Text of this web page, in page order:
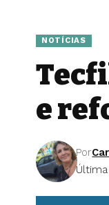
NOTÍCIAS
e
Por